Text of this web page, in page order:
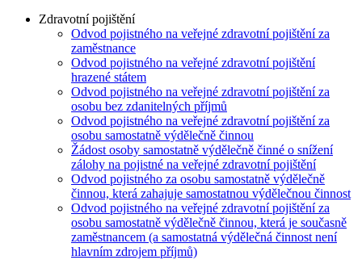
Zdravotní pojištění
Odvod pojistného na veřejné zdravotní pojištění za
zaměstnance
Odvod pojistného na veřejné zdravotní pojištění
hrazené státem
Odvod pojistného na veřejné zdravotní pojištění za
osobu bez zdanitelných příjmů
Odvod pojistného na veřejné zdravotní pojištění za
osobu samostatně výdělečně činnou
Žádost osoby samostatně výdělečně činné o snížení
zálohy na pojistné na veřejné zdravotní pojištění
Odvod pojistného za osobu samostatně výdělečně
činnou, která zahajuje samostatnou výdělečnou činnost
Odvod pojistného na veřejné zdravotní pojištění za
osobu samostatně výdělečně činnou, která je současně
zaměstnancem (a samostatná výdělečná činnost není
hlavním zdrojem příjmů)